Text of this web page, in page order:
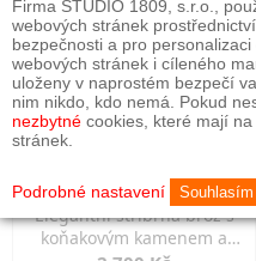
Elegantní stříbrná brož s
koňakovým kamenem a
Firma STUDIO 1809, s.r.o.,
webových stránek
bezpečnosti a pro
webových stránek i cíleného
uloženy v naprostém bezpečí
nim nikdo, kdo nemá. Pokud
nezbytné cookies, které mají
stránek.
Podrobné nastavení Souhlasím